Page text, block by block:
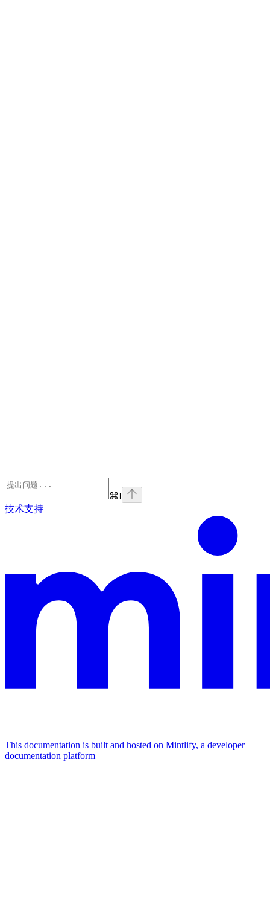
⌘I
技术支持
This documentation is built and hosted on Mintlify, a developer
documentation platform